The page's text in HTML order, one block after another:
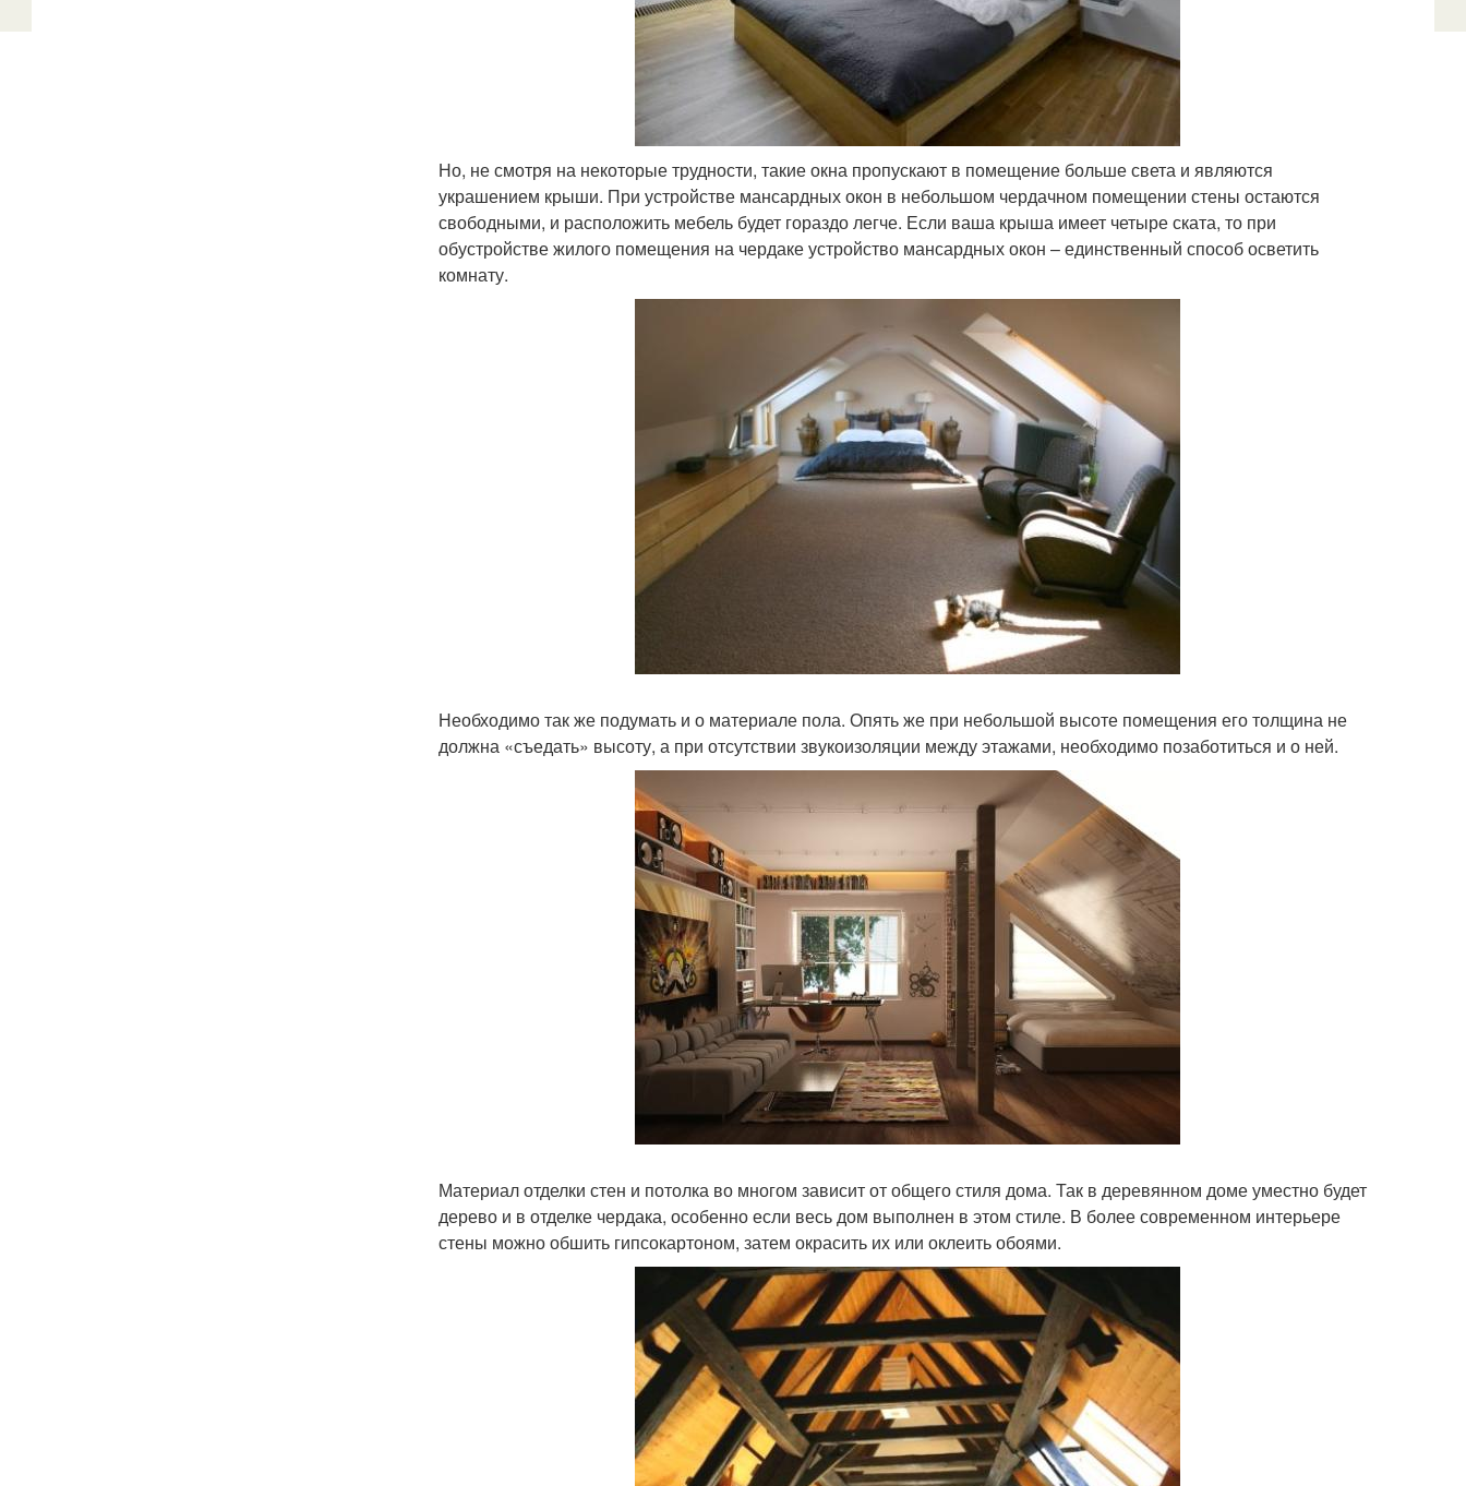
Но, не смотря на некоторые трудности, такие окна пропускают в помещение больше света и являются
украшением крыши. При устройстве мансардных окон в небольшом чердачном помещении стены остаются
свободными, и расположить мебель будет гораздо легче. Если ваша крыша имеет четыре ската, то при
обустройстве жилого помещения на чердаке устройство мансардных окон – единственный способ осветить
комнату.
Необходимо так же подумать и о материале пола. Опять же при небольшой высоте помещения его толщина не
должна «съедать» высоту, а при отсутствии звукоизоляции между этажами, необходимо позаботиться и о ней.
Материал отделки стен и потолка во многом зависит от общего стиля дома. Так в деревянном доме уместно будет
дерево и в отделке чердака, особенно если весь дом выполнен в этом стиле. В более современном интерьере
стены можно обшить гипсокартоном, затем окрасить их или оклеить обоями.